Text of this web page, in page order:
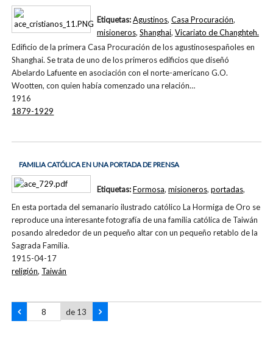
Edificio de la primera Casa Procuración de los agustinosespañoles en
Shanghai. Se trata de uno de los primeros edificios que diseñó
Abelardo Lafuente en asociación con el norte-americano G.O.
Wootten, con quien había comenzado una relación…
1916
Etiquetas:Agustinos, Casa Procuración,
misioneros, Shanghai, Vicariato de Changhteh.
1879-1929
FAMILIA CATÓLICA EN UNA PORTADA DE PRENSA
En esta portada del semanario ilustrado católico La Hormiga de Oro se
reproduce una interesante fotografía de una familia católica de Taiwán
posando alrededor de un pequeño altar con un pequeño retablo de la
Sagrada Familia.
1915-04-17
Etiquetas:Formosa, misioneros, portadas,
religión, Taiwán
de 13